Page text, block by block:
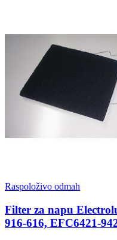
Raspoloživo odmah
Filter za napu
916-616, EFC6421-